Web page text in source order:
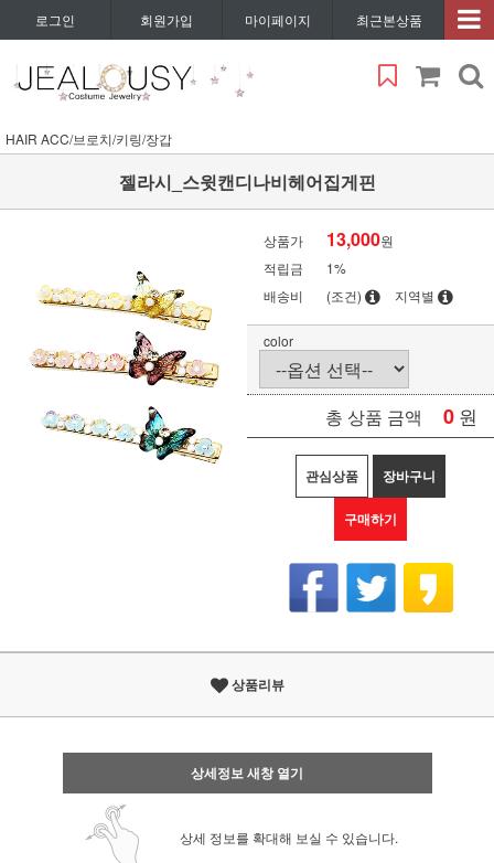
로그인 회원가입 마이페이지 최근본상품
HAIR ACC/브로치/키링/장갑
젤라시_스윗캔디나비헤어집게핀
상품가 13,000원
적립금
1%
배송비
(조건) 지역별
color
총 상품 금액 0 원
관심상품 장바구니
구매하기
상품리뷰
상세정보 새창 열기
상세 정보를 확대해 보실 수 있습니다.